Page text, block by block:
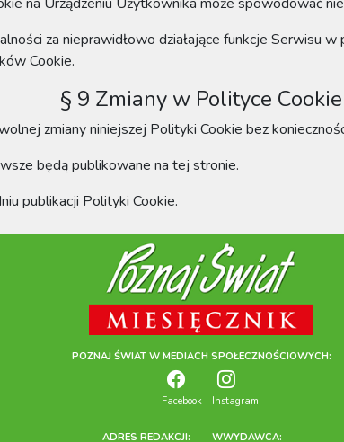
za nieprawidłowo działające funkcje Serwisu
Cookie.
§ 9 Zmiany w Polityce Cookie
zmiany niniejszej Polityki Cookie bez
będą publikowane na tej stronie.
publikacji Polityki Cookie.
POZNAJ ŚWIAT W MEDIACH SPOŁECZNOŚCIOWYCH:
Facebook Instagram
ADRES REDAKCJI: WWYDAWCA: